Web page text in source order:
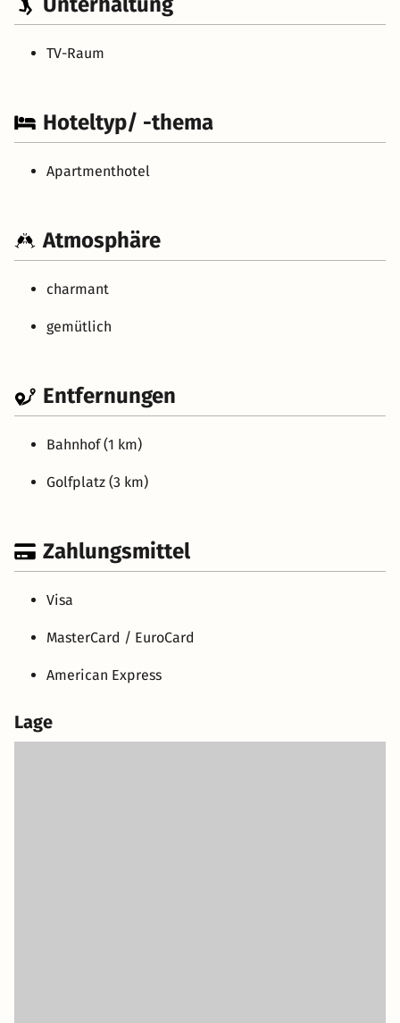
TV-Raum
Hoteltyp/ -thema
Apartmenthotel
Atmosphäre
charmant
gemütlich
Entfernungen
Bahnhof (1 km)
Golfplatz (3 km)
Zahlungsmittel
Visa
MasterCard / EuroCard
American Express
Lage